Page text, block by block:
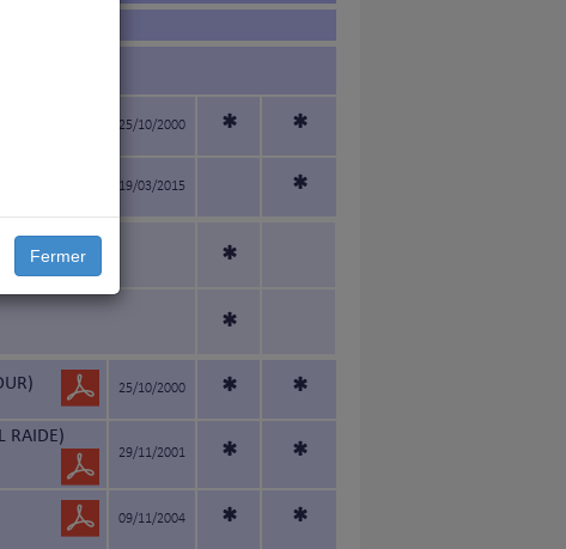
Fermer
25/10/2000 * *
19/03/2015 *
*
*
25/10/2000 * *
RAIDE)
29/11/2001 * *
09/11/2004 * *